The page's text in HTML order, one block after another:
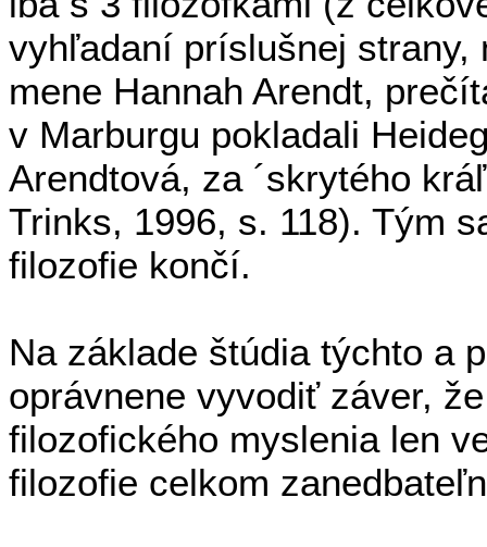
vyhľadaní príslušnej strany,
mene Hannah Arendt,
v Marburgu pokladali
Arendtová, za ´skrytého
Trinks, 1996, s. 118). Tým
filozofie končí.
Na základe štúdia týchto a
oprávnene vyvodiť záver,
filozofického myslenia len
filozofie celkom